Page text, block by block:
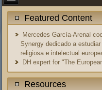
Featured Content
Mercedes García-Arenal
Synergy dedicado a
religiosa e intelectual
DH expert for "The
Resources